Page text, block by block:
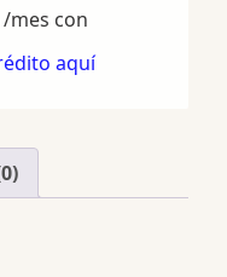
/mes con
aquí